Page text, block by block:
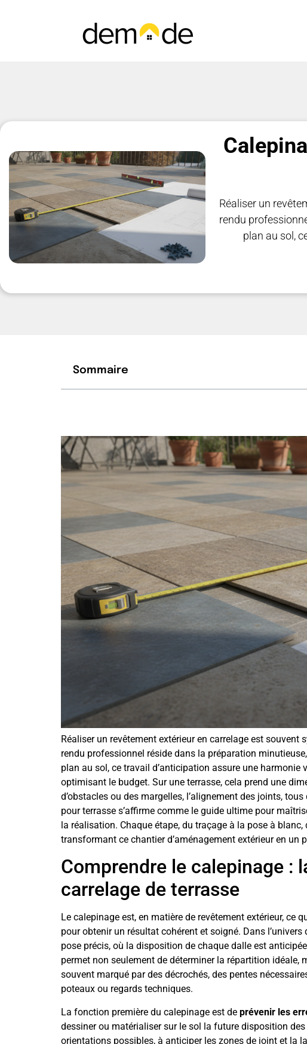
Réaliser un
rendu
plan au sol,
Sommaire
Réaliser un revêtement extérieur en carrelage est souvent
rendu professionnel réside dans la préparation
plan au sol, ce travail d’anticipation assure une
optimisant le budget. Sur une terrasse, cela prend une
d’obstacles ou des margelles, l’alignement des joints,
pour terrasse s’affirme comme le guide ultime pour
la réalisation. Chaque étape, du traçage à la pose à
transformant ce chantier d’aménagement extérieur en un
Comprendre le calepinage :
carrelage de terrasse
Le calepinage est, en matière de revêtement extérieur, ce
pour obtenir un résultat cohérent et soigné. Dans
pose précis, où la disposition de chaque dalle est
permet non seulement de déterminer la répartition idéale,
souvent marqué par des décrochés, des pentes
poteaux ou regards techniques.
La fonction première du calepinage est de prévenir les
dessiner ou matérialiser sur le sol la future disposition
orientations possibles, à anticiper les zones de joint et la